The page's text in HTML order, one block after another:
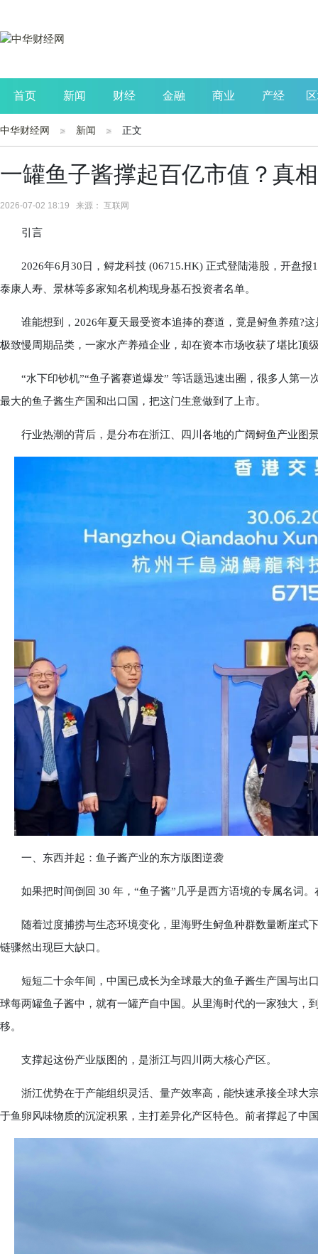
首页 新闻 财经 金融 商业 产经
公司 生活 读书
中华财经网 新闻 正文
一罐鱼子酱撑起百亿市值？真
2026-07-02 18:19 来源： 互联网
引言
2026年6月30日，鲟龙科技 (06715.HK) 正式登陆港股，开盘报
泰康人寿、景林等多家知名机构现身基石投资者名单。
谁能想到，2026年夏天最受资本追捧的赛道，竟是鲟鱼养殖?这
极致慢周期品类，一家水产养殖企业，却在资本市场收获了堪比顶
“水下印钞机”“鱼子酱赛道爆发” 等话题迅速出圈，很多人第一
最大的鱼子酱生产国和出口国，把这门生意做到了上市。
行业热潮的背后，是分布在浙江、四川各地的广阔鲟鱼产业图
一、东西并起：鱼子酱产业的东方版图逆袭
如果把时间倒回 30 年，“鱼子酱”几乎是西方语境的专属名词。
随着过度捕捞与生态环境变化，里海野生鲟鱼种群数量断崖式
链骤然出现巨大缺口。
短短二十余年间，中国已成长为全球最大的鱼子酱生产国与出
球每两罐鱼子酱中，就有一罐产自中国。从里海时代的一家独大，
移。
支撑起这份产业版图的，是浙江与四川两大核心产区。
浙江优势在于产能组织灵活、量产效率高，能快速承接全球大
于鱼卵风味物质的沉淀积累，主打差异化产区特色。前者撑起了中